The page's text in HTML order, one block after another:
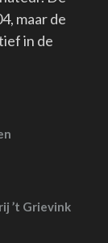
maar de
in de
’t Grievink